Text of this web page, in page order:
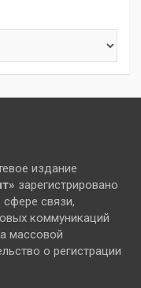
издание
зарегистрировано
связи,
коммуникаций
массовой
о регистрации